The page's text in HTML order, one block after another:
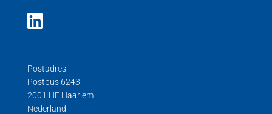
Postadres:
Postbus 6243
2001 HE Haarlem
Nederland